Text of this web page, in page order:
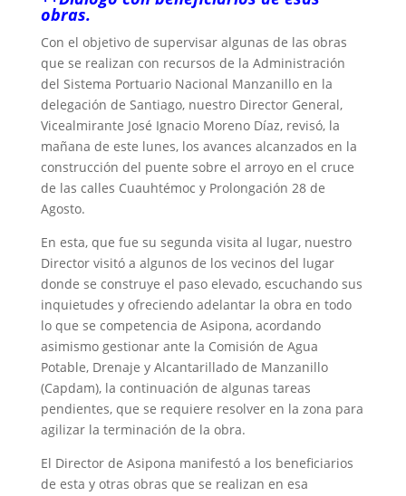
obras.
Con el objetivo de supervisar algunas de las obras
que se realizan con recursos de la Administración
del Sistema Portuario Nacional Manzanillo en la
delegación de Santiago, nuestro Director General,
Vicealmirante José Ignacio Moreno Díaz, revisó, la
mañana de este lunes, los avances alcanzados en la
construcción del puente sobre el arroyo en el cruce
de las calles Cuauhtémoc y Prolongación 28 de
Agosto.
En esta, que fue su segunda visita al lugar, nuestro
Director visitó a algunos de los vecinos del lugar
donde se construye el paso elevado, escuchando sus
inquietudes y ofreciendo adelantar la obra en todo
lo que se competencia de Asipona, acordando
asimismo gestionar ante la Comisión de Agua
Potable, Drenaje y Alcantarillado de Manzanillo
(Capdam), la continuación de algunas tareas
pendientes, que se requiere resolver en la zona para
agilizar la terminación de la obra.
El Director de Asipona manifestó a los beneficiarios
de esta y otras obras que se realizan en esa